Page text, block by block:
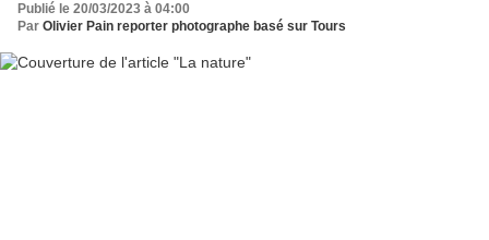
Publié le 20/03/2023 à 04:00
Par Olivier Pain reporter photographe basé sur Tours